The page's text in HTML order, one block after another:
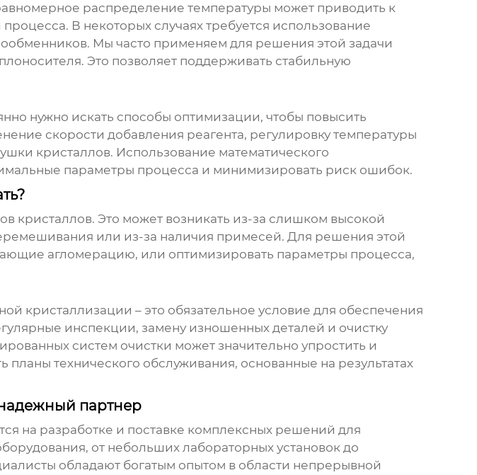
распределение температуры может приводить к
В некоторых случаях требуется использование
Мы часто применяем для решения этой задачи
Это позволяет поддерживать стабильную
нужно искать способы оптимизации, чтобы повысить
скорости добавления реагента, регулировку температуры
кристаллов. Использование математического
параметры процесса и минимизировать риск ошибок.
кристаллов. Это может возникать из-за слишком высокой
или из-за наличия примесей. Для решения этой
агломерацию, или оптимизировать параметры процесса,
кристаллизации – это обязательное условие для обеспечения
инспекции, замену изношенных деталей и очистку
систем очистки может значительно упростить и
технического обслуживания, основанные на результатах
партнер
на разработке и поставке комплексных решений для
от небольших лабораторных установок до
обладают богатым опытом в области непрерывной